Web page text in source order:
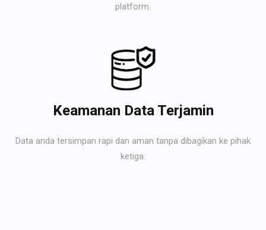
platform.
Keamanan Data Terjamin
Data anda tersimpan rapi dan aman tanpa dibagikan ke pihak
ketiga.